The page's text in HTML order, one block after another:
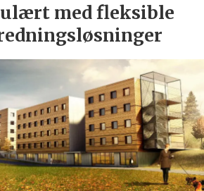
med fleksible